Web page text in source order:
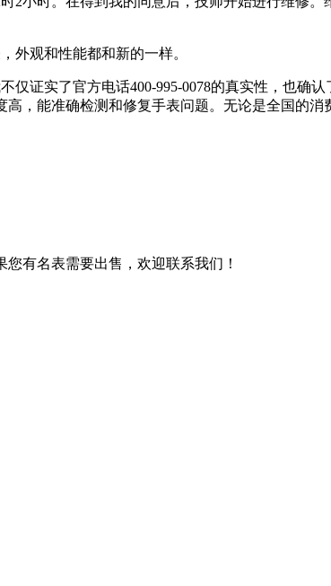
外观和性能都和新的一样。
证实了官方电话400-995-0078的真实性，也确
，能准确检测和修复手表问题。无论是全国的消
有名表需要出售，欢迎联系我们！